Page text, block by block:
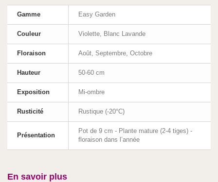
Gamme Easy Garden
Couleur Violette, Blanc Lavande
Floraison Août, Septembre, Octobre
Hauteur 50-60 cm
Exposition Mi-ombre
Rusticité Rustique (-20°C)
Présentation
Pot de 9 cm - Plante mature (2-4 tiges) -
floraison dans l’année
En savoir plus